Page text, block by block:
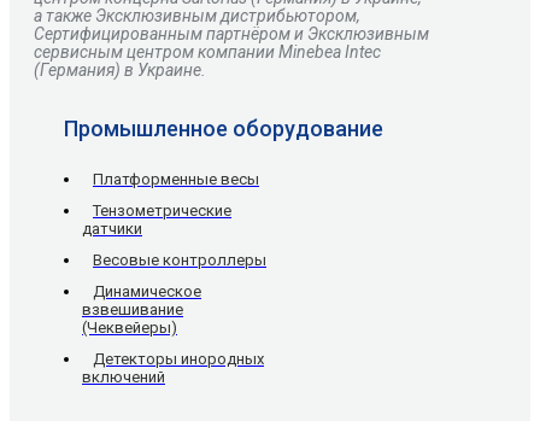
а также Эксклюзивным дистрибьютором,
Сертифицированным партнёром и Эксклюзивным
сервисным центром компании Minebea Intec
(Германия) в Украине.
Промышленное оборудование
Платформенные весы
Тензометрические
датчики
Весовые контроллеры
Динамическое
взвешивание
(Чеквейеры)
Детекторы инородных
включений